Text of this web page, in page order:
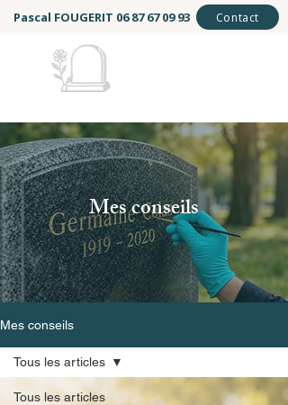
Pascal FOUGERIT 06 87 67 09 93 Contact
Mes conseils
Mes conseils
Tous les articles
Tous les articles